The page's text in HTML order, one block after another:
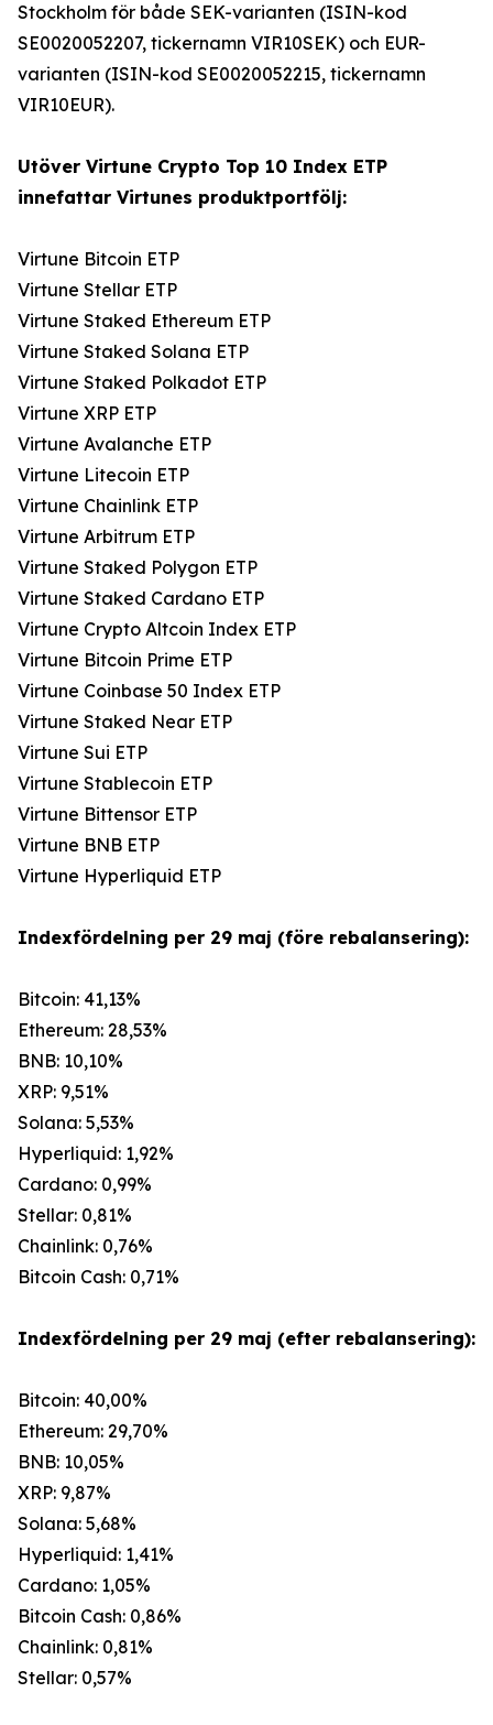
Stockholm för både SEK-varianten (ISIN-kod
SE0020052207, tickernamn VIR10SEK) och EUR-
varianten (ISIN-kod SE0020052215, tickernamn
VIR10EUR).
Utöver Virtune Crypto Top 10 Index ETP
innefattar Virtunes produktportfölj:
Virtune Bitcoin ETP
Virtune Stellar ETP
Virtune Staked Ethereum ETP
Virtune Staked Solana ETP
Virtune Staked Polkadot ETP
Virtune XRP ETP
Virtune Avalanche ETP
Virtune Litecoin ETP
Virtune Chainlink ETP
Virtune Arbitrum ETP
Virtune Staked Polygon ETP
Virtune Staked Cardano ETP
Virtune Crypto Altcoin Index ETP
Virtune Bitcoin Prime ETP
Virtune Coinbase 50 Index ETP
Virtune Staked Near ETP
Virtune Sui ETP
Virtune Stablecoin ETP
Virtune Bittensor ETP
Virtune BNB ETP
Virtune Hyperliquid ETP
Indexfördelning per 29 maj (före rebalansering):
Bitcoin: 41,13%
Ethereum: 28,53%
BNB: 10,10%
XRP: 9,51%
Solana: 5,53%
Hyperliquid: 1,92%
Cardano: 0,99%
Stellar: 0,81%
Chainlink: 0,76%
Bitcoin Cash: 0,71%
Indexfördelning per 29 maj (efter rebalansering):
Bitcoin: 40,00%
Ethereum: 29,70%
BNB: 10,05%
XRP: 9,87%
Solana: 5,68%
Hyperliquid: 1,41%
Cardano: 1,05%
Bitcoin Cash: 0,86%
Chainlink: 0,81%
Stellar: 0,57%